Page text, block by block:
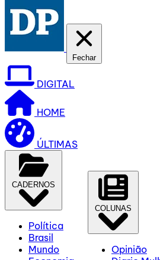
Fechar
DIGITAL
HOME
ÚLTIMAS
CADERNOS
Política
Brasil
Mundo
COLUNAS
Opinião